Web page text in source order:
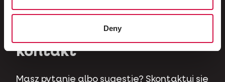
Deny
kontakt
Masz pytanie albo sugestię? Skontaktuj się